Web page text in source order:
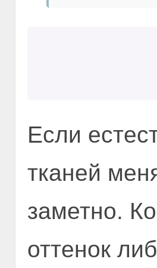
Если
тканей
заметно.
оттенок